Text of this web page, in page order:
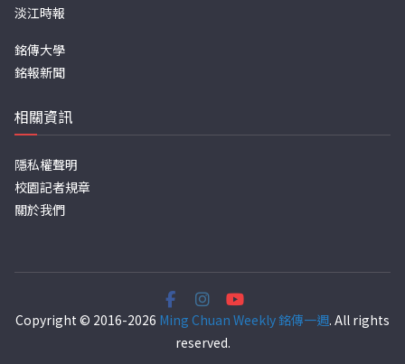
淡江時報
銘傳大學
銘報新聞
相關資訊
隱私權聲明
校園記者規章
關於我們
Copyright © 2016-2026 Ming Chuan Weekly 銘傳一週. All rights
reserved.